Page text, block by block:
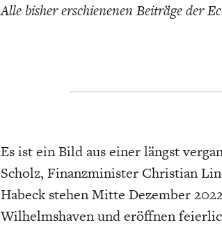
Alle bisher erschienenen Beiträge der
Es ist ein Bild aus einer längst
Scholz, Finanzminister Christian
Habeck stehen Mitte Dezember
Wilhelmshaven und eröffnen